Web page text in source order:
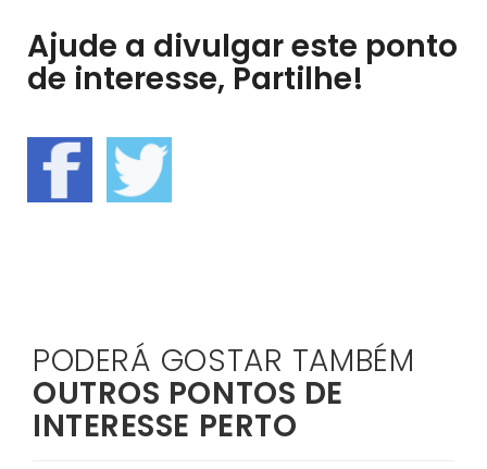
Ajude a divulgar este ponto
de interesse, Partilhe!
PODERÁ GOSTAR TAMBÉM
OUTROS PONTOS DE
INTERESSE PERTO